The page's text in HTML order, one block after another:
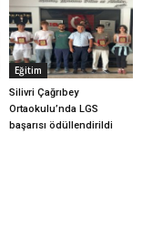
Eğitim
Silivri Çağrıbey
Ortaokulu’nda LGS
başarısı ödüllendirildi